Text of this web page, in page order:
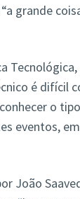
grande
é difícil
o
eventos,
João